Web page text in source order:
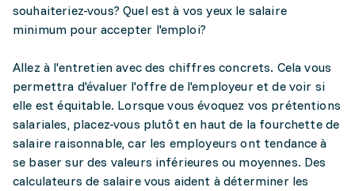
souhaiteriez-vous? Quel est à vos yeux le salaire
minimum pour accepter l'emploi?
Allez à l'entretien avec des chiffres concrets. Cela vous
permettra d'évaluer l'offre de l'employeur et de voir si
elle est équitable. Lorsque vous évoquez vos prétentions
salariales, placez-vous plutôt en haut de la fourchette de
salaire raisonnable, car les employeurs ont tendance à
se baser sur des valeurs inférieures ou moyennes. Des
calculateurs de salaire vous aident à déterminer les